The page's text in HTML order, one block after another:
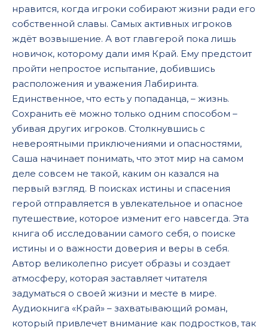
нравится, когда игроки собирают жизни ради его
собственной славы. Самых активных игроков
ждёт возвышение. А вот главгерой пока лишь
новичок, которому дали имя Край. Ему предстоит
пройти непростое испытание, добившись
расположения и уважения Лабиринта.
Единственное, что есть у попаданца, – жизнь.
Сохранить её можно только одним способом –
убивая других игроков. Столкнувшись с
невероятными приключениями и опасностями,
Саша начинает понимать, что этот мир на самом
деле совсем не такой, каким он казался на
первый взгляд. В поисках истины и спасения
герой отправляется в увлекательное и опасное
путешествие, которое изменит его навсегда. Эта
книга об исследовании самого себя, о поиске
истины и о важности доверия и веры в себя.
Автор великолепно рисует образы и создает
атмосферу, которая заставляет читателя
задуматься о своей жизни и месте в мире.
Аудиокнига «Край» – захватывающий роман,
который привлечет внимание как подростков, так